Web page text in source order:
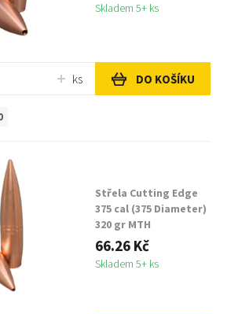
Skladem 5+ ks
ks DO KOŠÍKU
Střela Cutting Edge
375 cal (375 Diameter)
320 gr MTH
66.26 Kč
Skladem 5+ ks